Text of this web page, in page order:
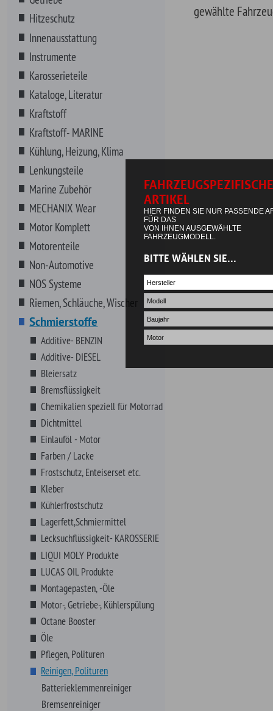
Kraftstoff
Kraftstoff- MARINE
Kühlung, Heizung, Klima
Lenkungsteile
Marine Zubehör
MECHANIX Wear
Motor Komplett
Motorenteile
Non-Automotive
NOS Systeme
Riemen, Schläuche, Wischer
Schmierstoffe
Additive- DIESEL
Bleiersatz
Bremsflüssigkeit
Dichtmittel
Einlauföl - Motor
Farben / Lacke
Frostschutz, Enteiserset etc.
Kleber
Kühlerfrostschutz
Lagerfett,Schmiermittel
Lecksuchflüssigkeit- KAROSSERIE
LUCAS OIL Produkte
Montagepasten, -Öle
Motor-, Getriebe-, Kühlerspülung
Octane Booster
Öle
Reinigen, Polituren
Batterieklemmenreiniger
Bremsenreiniger
Cabrioverdeckreiniger
Chrom- /Metall- Politur
Dichtungsentferner
Einspritzanlagenreiniger
Felgen- /Reifenreiniger
Fliegen- /Teer Entferner
Handwaschpaste
Luftfilterreiniger
Ölfleckenentferner
Polsterreiniger
Reinigungstücher
Scheibenreiniger
Universalreiniger
Vergaserreiniger